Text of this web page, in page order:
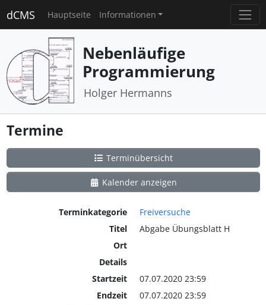
dCMS Hauptseite Informationen
Nebenläufige
Programmierung
Holger Hermanns
Termine
Terminübersicht
Kalender anzeigen
Terminkategorie
Freiversuche
Titel
Abgabe Übungsblatt H
Ort
Details
Startzeit
07.07.2020 23:59
Endzeit
07.07.2020 23:59